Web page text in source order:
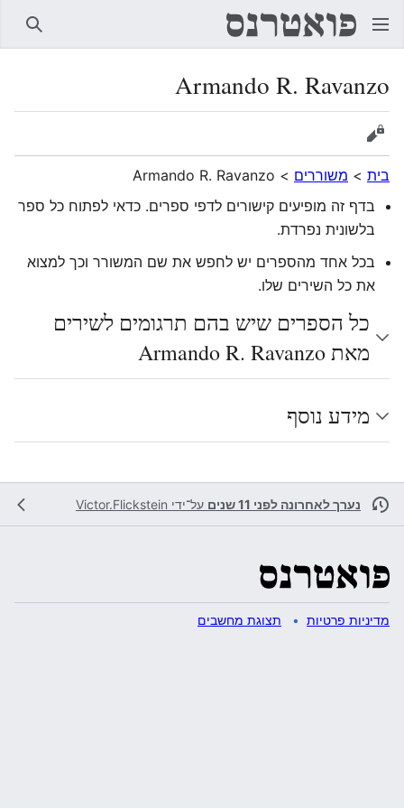
Armando R. Ravanzo
הצגת מקור
בית > משוררים >
Armando R. Ravanzo
בדף זה מופיעים קישורים לדפי ספרים. כדאי לפתוח כל ספר
בלשונית נפרדת.
בכל אחד מהספרים יש לחפש את שם המשורר וכך למצוא
את כל השירים שלו.
כל הספרים שיש בהם תרגומים לשירים
מאת Armando R. Ravanzo
מידע נוסף
נערך לאחרונה לפני 11 שנים על־ידי Victor.Flickstein
מדיניות פרטיות תצוגת מחשבים